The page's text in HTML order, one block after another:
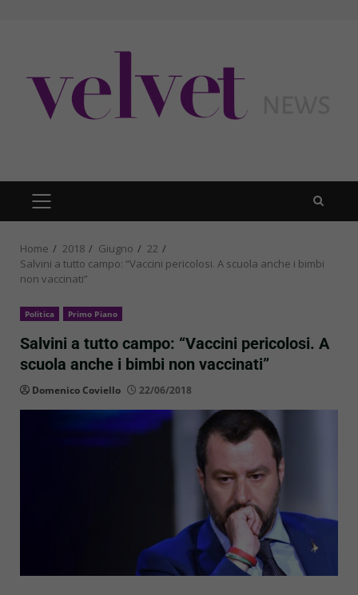
PRIMARY
MENU
Home 2018 Giugno
22
Salvini a tutto campo: “Vaccini pericolosi. A scuola anche i bimbi
non vaccinati”
Politica Primo Piano
Salvini a tutto campo: “Vaccini pericolosi. A
scuola anche i bimbi non vaccinati”
Domenico Coviello 22/06/2018